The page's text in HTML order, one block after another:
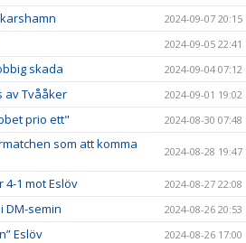
2024-09-07 20:15
2024-09-05 22:41
skada 2024-09-04 07:12
av Tvååker 2024-09-01 19:02
prio ett" 2024-08-30 07:48
som att komma
2024-08-28 19:47
1 mot Eslöv 2024-08-27 22:08
DM-semin 2024-08-26 20:53
Eslöv 2024-08-26 17:00